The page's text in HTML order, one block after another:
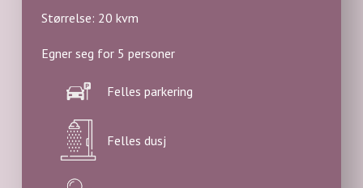
Størrelse: 20 kvm
Egner seg for 5 personer
Felles parkering
Felles dusj